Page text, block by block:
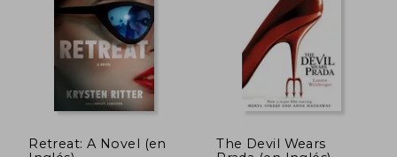
Retreat: A Novel (en
The Devil Wears